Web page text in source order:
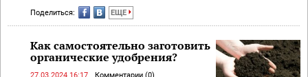
Поделиться: ЕЩЕ
Как самостоятельно заготовить
органические удобрения?
27.03.2024 16:17 Комментарии (0)